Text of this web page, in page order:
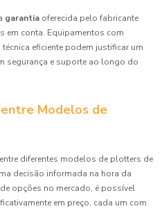
garantia oferecida pelo fabricante
em conta. Equipamentos com
eficiente podem justificar um
segurança e suporte ao longo do
Modelos de
diferentes modelos de plotters de
decisão informada na hora da
opções no mercado, é possível
em preço, cada um com